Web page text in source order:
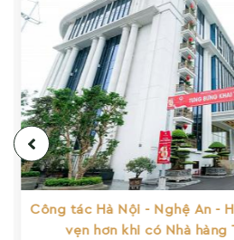
Công tác Hà Nội - Nghệ An -
vẹn hơn khi có Nhà hàng